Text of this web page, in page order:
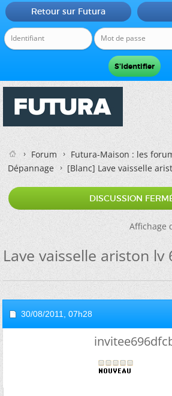
Retour sur Futura
Forum
Futura-Maison : les
Dépannage
[Blanc]Lave vaisselle
DISCUSSION
Affichage
Lave vaisselle ariston lv
30/08/2011, 07h28